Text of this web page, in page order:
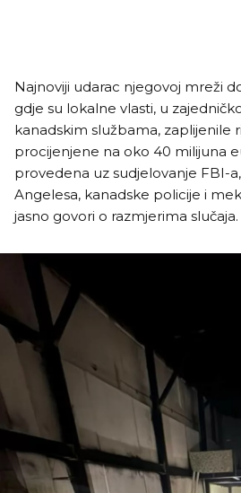
Najnoviji udarac njegovoj mreži
gdje su lokalne vlasti, u
kanadskim službama, zaplijenile
procijenjene na oko 40 milijuna
provedena uz sudjelovanje FBI-
Angelesa, kanadske policije i
jasno govori o razmjerima slučaja.